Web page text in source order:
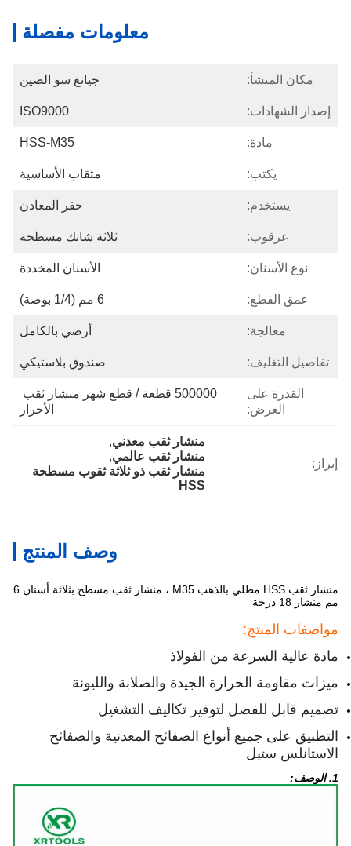
معلومات مفصلة
مكان المنشأ: جيانغ سو الصين
إصدار الشهادات: ISO9000
مادة: HSS-M35
يكتب: مثقاب الأساسية
يستخدم: حفر المعادن
عرقوب: ثلاثة شانك مسطحة
نوع الأسنان: الأسنان المخددة
عمق القطع: 6 مم (1/4 بوصة)
معالجة: أرضي بالكامل
تفاصيل التغليف: صندوق بلاستيكي
القدرة على
العرض:
500000 قطعة / قطع شهر منشار ثقب
الأحرار
إبراز:
منشار ثقب معدني ,
منشار ثقب عالمي ,
منشار ثقب ذو ثلاثة ثقوب مسطحة
HSS
وصف المنتج
منشار ثقب HSS مطلي بالذهب M35 ، منشار ثقب مسطح بثلاثة أسنان 6
مم منشار 18 درجة
مواصفات المنتج:
مادة عالية السرعة من الفولاذ
ميزات مقاومة الحرارة الجيدة والصلابة والليونة
تصميم قابل للفصل لتوفير تكاليف التشغيل
التطبيق على جميع أنواع الصفائح المعدنية والصفائح
الاستانلس ستيل